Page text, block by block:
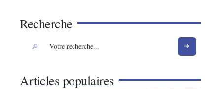
Recherche
Articles populaires